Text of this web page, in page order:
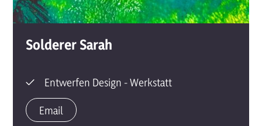
Solderer Sarah
Entwerfen Design - Werkstatt
Email